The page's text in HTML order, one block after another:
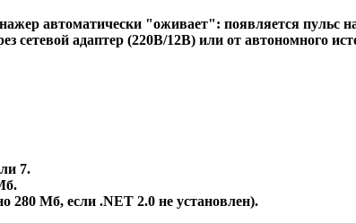
автоматически "оживает": появляется пульс
сетевой адаптер (220В/12В) или от автономного
7.
280 Мб, если .NET 2.0 не установлен).